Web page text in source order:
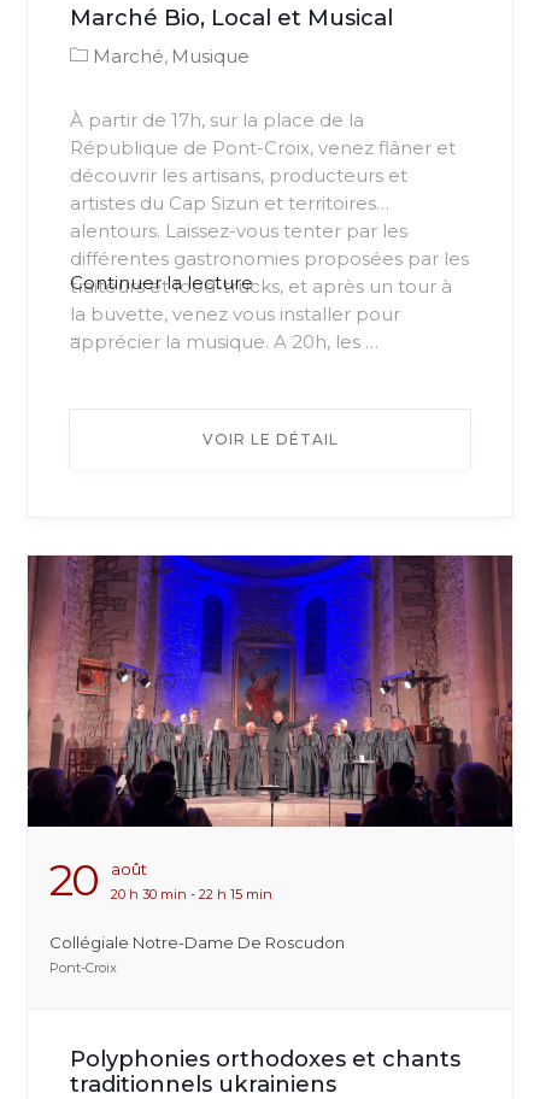
Marché Bio, Local et Musical
Marché Musique
À partir de 17h, sur la place de la
République de Pont-Croix, venez flâner et
découvrir les artisans, producteurs et
artistes du Cap Sizun et territoires
alentours. Laissez-vous tenter par les
différentes gastronomies proposées par les
traiteurs et food-trucks, et après un tour à
la buvette, venez vous installer pour
apprécier la musique. A 20h, les …
Continuer la lecturede
« Test »
...
VOIR LE DÉTAIL
20 Août
20 h 30 min - 22 h 15 min
Collégiale Notre-Dame De Roscudon
Pont-Croix
Polyphonies orthodoxes et chants
traditionnels ukrainiens